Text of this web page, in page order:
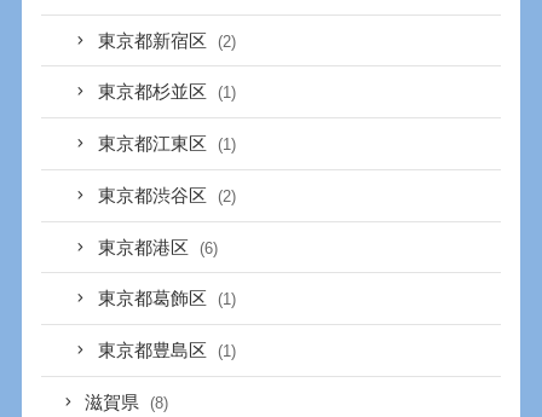
東京都新宿区 (2)
東京都杉並区 (1)
東京都江東区 (1)
東京都渋谷区 (2)
東京都港区 (6)
東京都葛飾区 (1)
東京都豊島区 (1)
滋賀県 (8)